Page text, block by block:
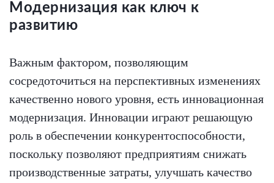
Модернизация как ключ к
развитию
Важным фактором, позволяющим
сосредоточиться на перспективных изменениях
качественно нового уровня, есть инновационная
модернизация. Инновации играют решающую
роль в обеспечении конкурентоспособности,
поскольку позволяют предприятиям снижать
производственные затраты, улучшать качество